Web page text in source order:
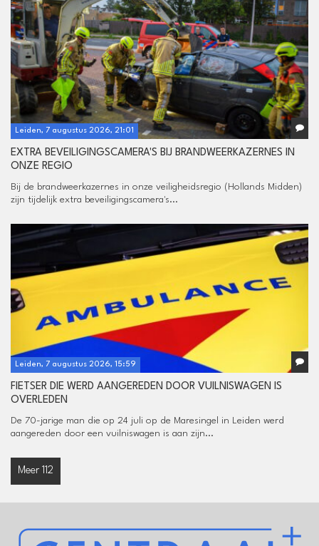
Leiden, 7 augustus 2026, 21:01
EXTRA BEVEILIGINGSCAMERA'S BIJ BRANDWEERKAZERNES IN
ONZE REGIO
Bij de brandweerkazernes in onze veiligheidsregio (Hollands Midden)
zijn tijdelijk extra beveiligingscamera's...
Leiden, 7 augustus 2026, 15:59
FIETSER DIE WERD AANGEREDEN DOOR VUILNISWAGEN IS
OVERLEDEN
De 70-jarige man die op 24 juli op de Maresingel in Leiden werd
aangereden door een vuilniswagen is aan zijn...
Meer 112